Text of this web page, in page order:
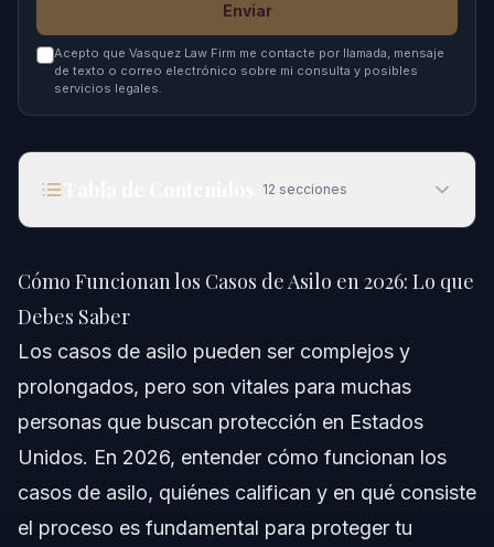
Enviar
Acepto que Vasquez Law Firm me contacte por llamada, mensaje
de texto o correo electrónico sobre mi consulta y posibles
servicios legales.
12 secciones
que Debes Saber
Respuesta Rápida
¿Qué Son los Casos de Asilo?
Proceso Paso a Paso para Casos de Asilo
Cita Biométrica
Cómo Funcionan los Casos de Asilo en 2026: Lo que
Debes Saber
Los casos de asilo pueden ser complejos y
prolongados, pero son vitales para muchas
personas que buscan protección en Estados
Unidos. En 2026, entender cómo funcionan los
casos de asilo, quiénes califican y en qué consiste
el proceso es fundamental para proteger tu